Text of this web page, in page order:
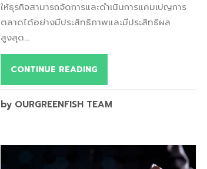
ให้ธุรกิจสามารถจัดการและดำเนินการแคมเปญการ
ตลาดได้อย่างมีประสิทธิภาพและมีประสิทธิผล
สูงสุด...
CONTINUE READING
by OURGREENFISH TEAM